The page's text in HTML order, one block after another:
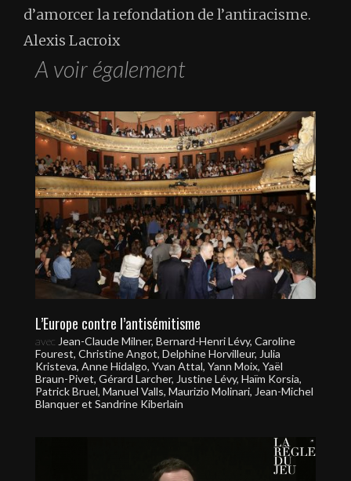
d’amorcer la refondation de l’antiracisme.
Alexis Lacroix
A voir également
L’Europe contre l’antisémitisme
avec Jean-Claude Milner, Bernard-Henri Lévy, Caroline
Fourest, Christine Angot, Delphine Horvilleur, Julia
Kristeva, Anne Hidalgo, Yvan Attal, Yann Moix, Yaël
Braun-Pivet, Gérard Larcher, Justine Lévy, Haïm Korsia,
Patrick Bruel, Manuel Valls, Maurizio Molinari, Jean-Michel
Blanquer et Sandrine Kiberlain